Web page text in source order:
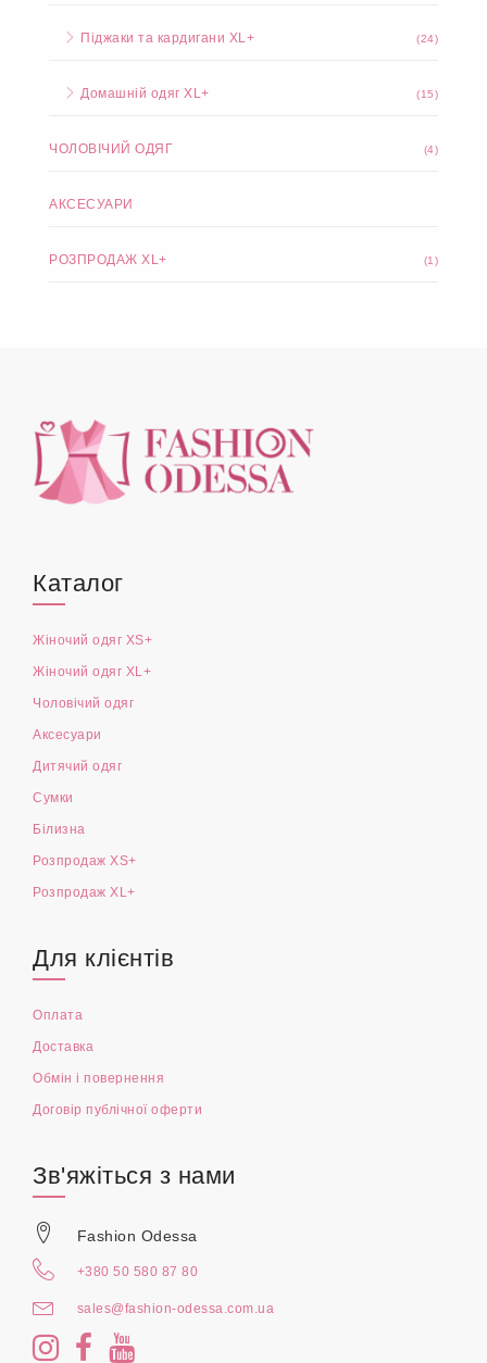
Піджаки та кардигани XL+ (24)
Домашній одяг XL+ (15)
ЧОЛОВІЧИЙ ОДЯГ (4)
АКСЕСУАРИ
РОЗПРОДАЖ XL+ (1)
Каталог
Жіночий одяг XS+
Жіночий одяг XL+
Чоловічий одяг
Аксесуари
Дитячий одяг
Сумки
Білизна
Розпродаж XS+
Розпродаж XL+
Для клієнтів
Оплата
Доставка
Обмін і повернення
Договір публічної оферти
Зв'яжіться з нами
Fashion Odessa
+380 50 580 87 80
sales@fashion-odessa.com.ua